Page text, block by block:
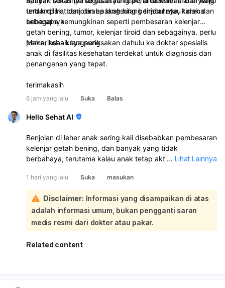
terdampak, benjolan apakah hilang timbul atau tidak dan
sebagainya.
untuk dilihat dan diraba langsung benjolannya, karena
beberapa kemungkinan seperti pembesaran kelenjar
getah bening, tumor, kelenjar tiroid dan sebagainya. perlu
pemeriksaan langsung.
Maka, sebaiknya periksakan dahulu ke dokter spesialis
anak di fasilitas kesehatan terdekat untuk diagnosis dan
penanganan yang tepat.
terimakasih
6 jam yang lalu Suka Balas
Hello Sehat AI
Benjolan di leher anak sering kali disebabkan pembesaran
kelenjar getah bening, dan banyak yang tidak
berbahaya, terutama kalau anak tetap aktif dan tidak ada
macam, seperti infeksi virus/bakteri, masalah gigi, alergi,
gondongan, gangguan tiroid, atau lebih jarang kondisi
yang serius:
Sebaiknya anak diperiksa ke dokter untuk memastikan
penyebab benjolan dan apakah perlu pengobatan.
Segera bawa ke IGD bila benjolan cepat membesar, anak
sesak napas, atau demam tinggi.
... Lihat Lainnya
1 hari yang lalu Suka masukan
Disclaimer: Informasi yang disampaikan di atas
adalah informasi umum, bukan pengganti saran
medis resmi dari dokter atau pakar.
Related content